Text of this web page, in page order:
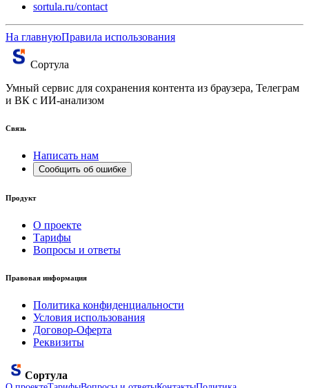
sortula.ru/contact
На главнуюПравила использования
Сортула
Умный сервис для сохранения контента из браузера, Телеграм
и ВК с ИИ-анализом
Связь
Написать нам
Сообщить об ошибке
Продукт
О проекте
Тарифы
Вопросы и ответы
Правовая информация
Политика конфиденциальности
Условия использования
Договор-Оферта
Реквизиты
Сортула